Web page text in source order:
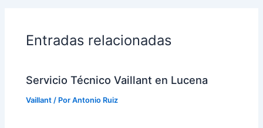
Entradas relacionadas
Servicio Técnico Vaillant en Lucena
Vaillant / PorAntonio Ruiz